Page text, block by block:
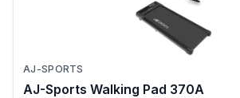
AJ-SPORTS
AJ-Sports Walking Pad 370A